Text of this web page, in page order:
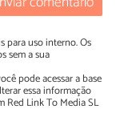
para uso interno. Os
sem a sua
pode acessar a base
essa informação
Link To Media SL